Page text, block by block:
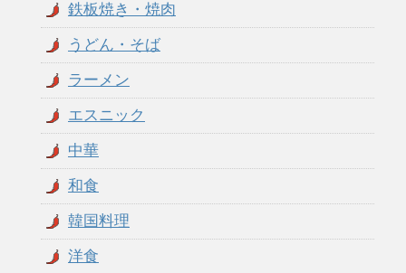
鉄板焼き・焼肉
うどん・そば
ラーメン
エスニック
中華
和食
韓国料理
洋食